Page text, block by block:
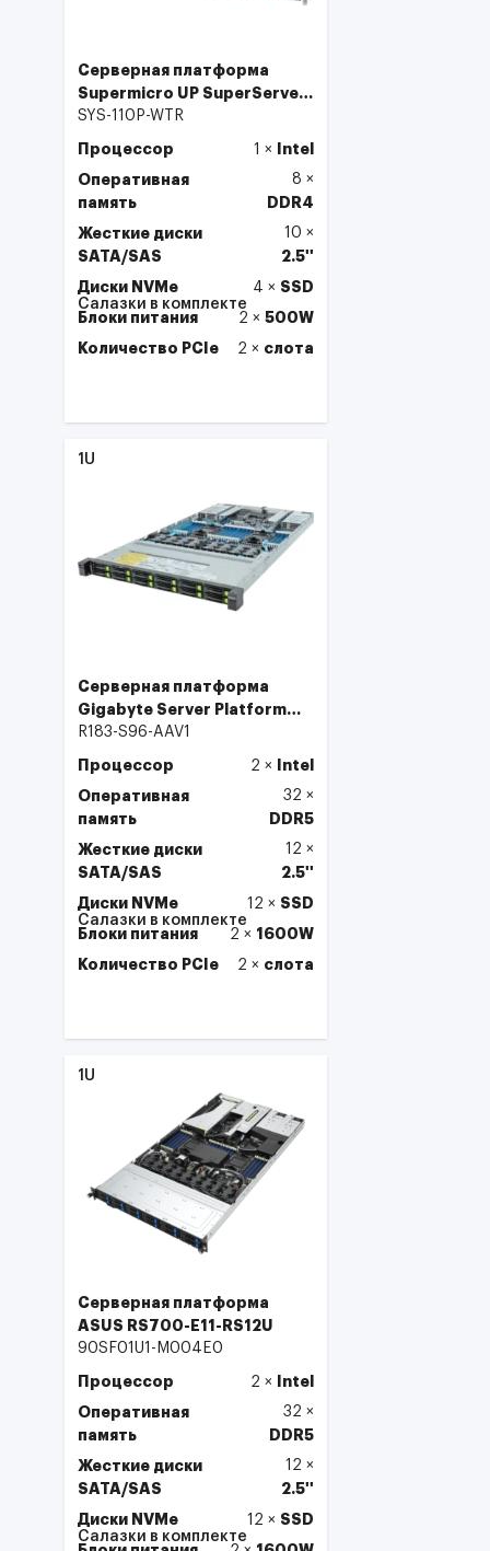
Серверная платформа
Supermicro UP SuperServer
SYS-110P-WTR
SYS-110P-WTR
Процессор 1 ×
Intel
Оперативная
память
8 ×
DDR4
Жесткие диски
SATA/SAS
10 ×
2.5''
Диски NVMe
4 × SSD
Блоки питания
2 × 500W
Количество PCIe
2 × слота
Салазки в комплекте
1U
Серверная платформа
Gigabyte Server Platform
R183-S96
R183-S96-AAV1
Процессор 2 ×
Intel
Оперативная
память
32 ×
DDR5
Жесткие диски
SATA/SAS
12 ×
2.5''
Диски NVMe
12 × SSD
Блоки питания
2 × 1600W
Количество PCIe
2 × слота
Салазки в комплекте
1U
Серверная платформа
ASUS RS700-E11-RS12U
90SF01U1-M004E0
Процессор 2 ×
Intel
Оперативная
память
32 ×
DDR5
Жесткие диски
SATA/SAS
12 ×
2.5''
Диски NVMe
12 × SSD
Салазки в комплекте